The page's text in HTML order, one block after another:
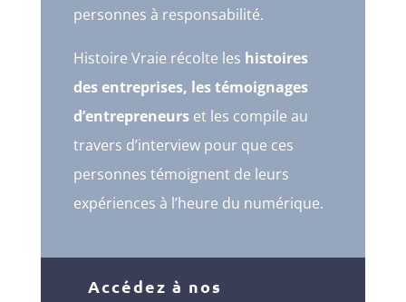
personnes à responsabilité.
Histoire Vraie récolte les histoires
des entreprises, les témoignages
d’entrepreneurset les compile au
travers d’interview pour que ces
personnes témoignent de leurs
expériences à l’heure du numérique.
Accédez à nos